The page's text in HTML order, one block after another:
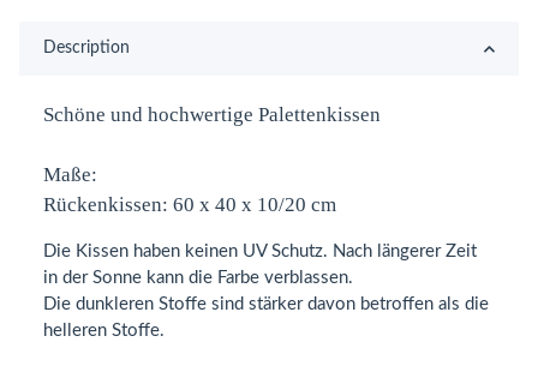
Description
Schöne und hochwertige Palettenkissen
Maße:
Rückenkissen: 60 x 40 x 10/20 cm
Die Kissen haben keinen UV Schutz. Nach längerer Zeit
in der Sonne kann die Farbe verblassen.
Die dunkleren Stoffe sind stärker davon betroffen als die
helleren Stoffe.